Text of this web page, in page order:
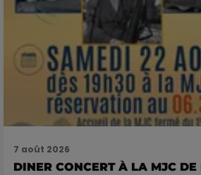
7 août 2026
DINER CONCERT À LA MJC